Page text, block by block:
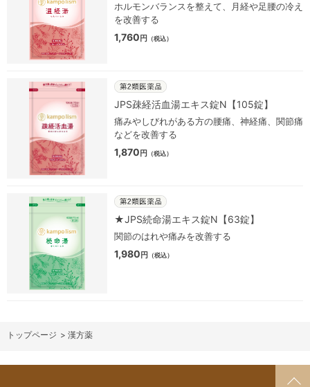
ホルモンバランスを整えて、月経や足腰の冷え
を改善する
1,760 円 （税込）
JPS疎経活血湯エキス錠N【105錠】
痛みやしびれがある方の腰痛、神経痛、関節痛
などを改善する
1,870 円 （税込）
★JPS続命湯エキス錠N【63錠】
関節のはれや痛みを改善する
1,980 円 （税込）
> 漢方薬